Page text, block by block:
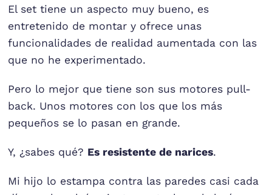
El set tiene un aspecto muy bueno, es
entretenido de montar y ofrece unas
funcionalidades de realidad aumentada con las
que no he experimentado.
Pero lo mejor que tiene son sus motores pull-
back. Unos motores con los que los más
pequeños se lo pasan en grande.
Y, ¿sabes qué? Es resistente de narices.
Mi hijo lo estampa contra las paredes casi cada